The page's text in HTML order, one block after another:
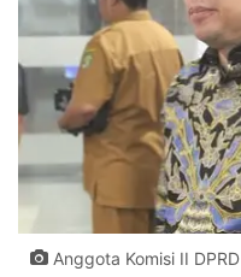
Anggota Komisi II